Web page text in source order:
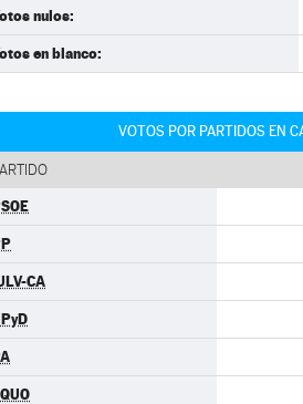
nulos:
en blanco:
VOTOS POR PARTIDOS EN
CA